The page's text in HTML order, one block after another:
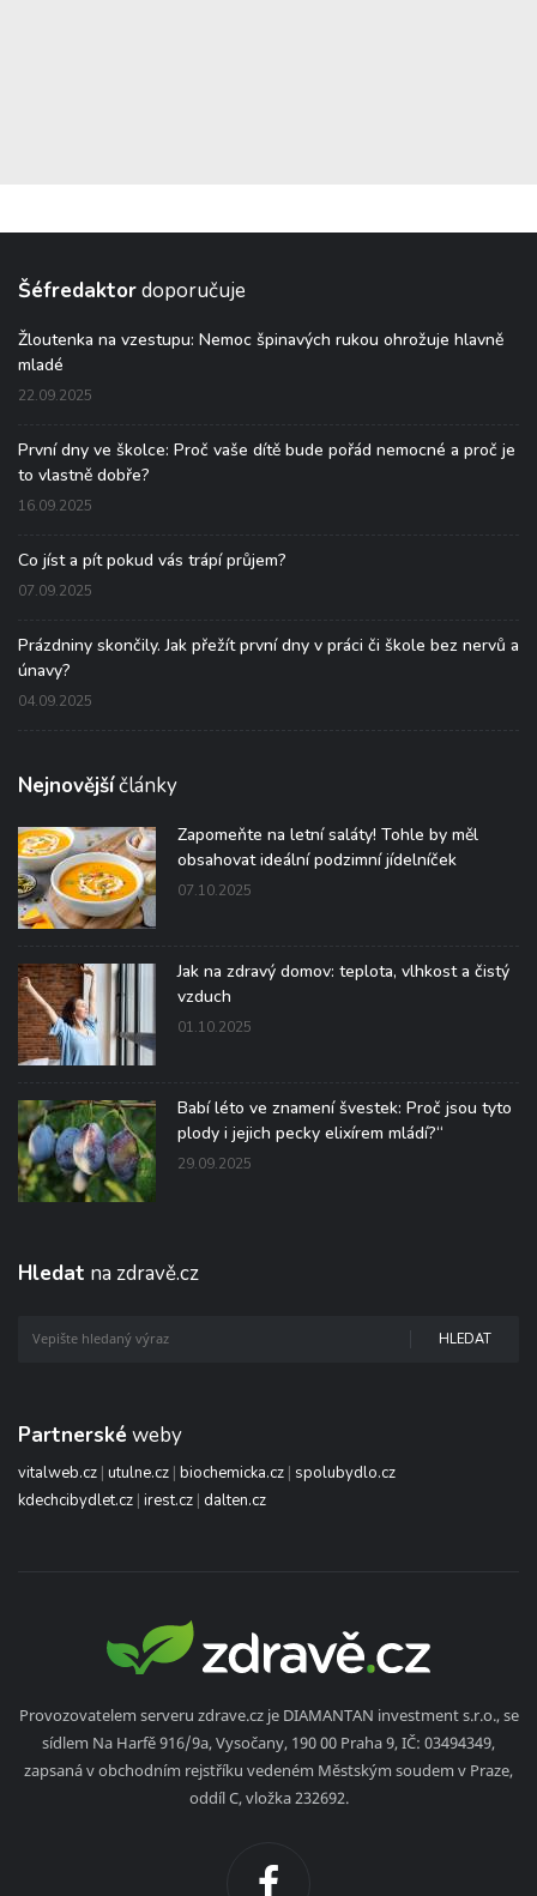
Šéfredaktordoporučuje
Žloutenka na vzestupu: Nemoc špinavých rukou ohrožuje hlavně
mladé
22.09.2025
První dny ve školce: Proč vaše dítě bude pořád nemocné a proč je
to vlastně dobře?
16.09.2025
Co jíst a pít pokud vás trápí průjem?
07.09.2025
Prázdniny skončily. Jak přežít první dny v práci či škole bez nervů a
únavy?
04.09.2025
Nejnovějšíčlánky
Zapomeňte na letní saláty! Tohle by měl
obsahovat ideální podzimní jídelníček
07.10.2025
Jak na zdravý domov: teplota, vlhkost a čistý
vzduch
01.10.2025
Babí léto ve znamení švestek: Proč jsou tyto
plody i jejich pecky elixírem mládí?“
29.09.2025
Hledat na zdravě.cz
HLEDAT
Partnerské weby
vitalweb.cz | utulne.cz | biochemicka.cz | spolubydlo.cz
kdechcibydlet.cz | irest.cz | dalten.cz
Provozovatelem serveru zdrave.cz je DIAMANTAN investment s.r.o., se
sídlem Na Harfě 916/9a, Vysočany, 190 00 Praha 9, IČ: 03494349,
zapsaná v obchodním rejstříku vedeném Městským soudem v Praze,
oddíl C, vložka 232692.